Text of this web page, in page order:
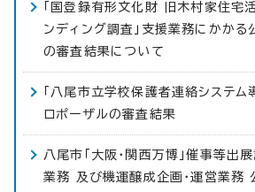
「国登録有形文化財 旧木村家住宅
ンディング調査」支援業務にかか
の審査結果について
「八尾市立学校保護者連絡システム
ロポーザルの審査結果
八尾市「大阪・関西万博」催事等出
業務 及び機運醸成企画・運営業務